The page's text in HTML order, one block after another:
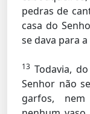
pedras de
casa do
se dava para
13 Todavia,
Senhor não
garfos,